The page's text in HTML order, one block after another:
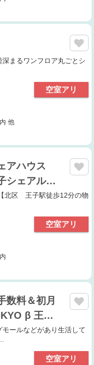
まるワンフロア丸ごとシ
空室アリ
他
アハウス
シェアル…
北区 王子駅徒歩12分の物
空室アリ
数料＆初月
β 王…
ールなどがあり生活して
空室アリ